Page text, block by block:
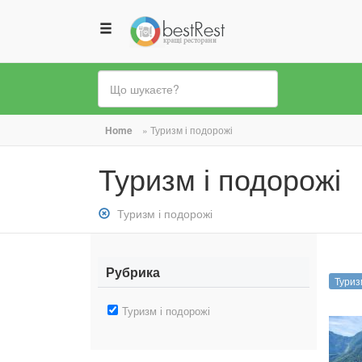
Ви
є
тут
Home » Туризм і подорожі
Туризм і подорожі
Зняти
фільтр:
і
подорожі
Туризм і подорожі
Рубрика
ЗнятиТуризм і подорожі